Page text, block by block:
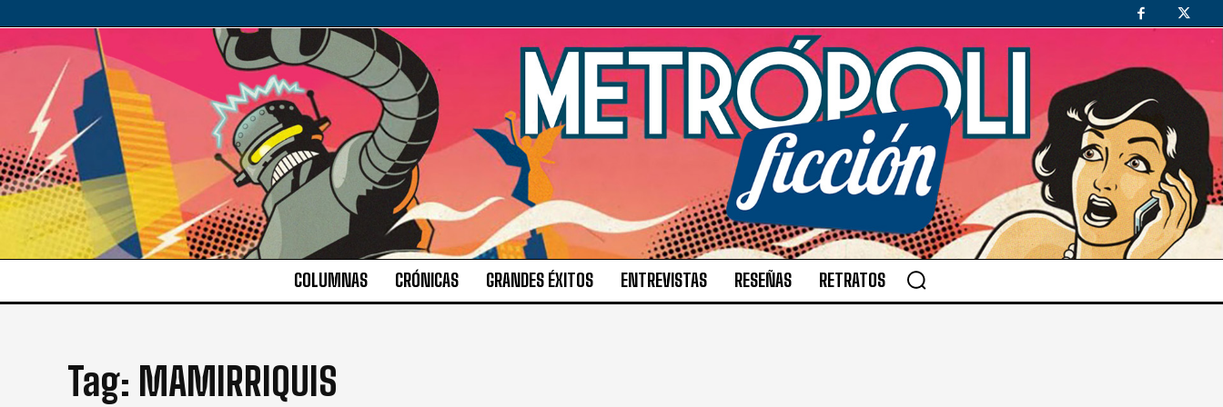
COLUMNAS CRÓNICAS GRANDES ÉXITOS ENTREVISTAS RESEÑAS RETRATOS
Tag: MAMIRRIQUIS